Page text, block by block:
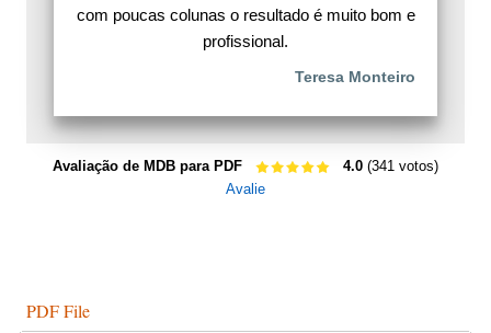
com poucas colunas o resultado é muito bom e
profissional.
Teresa Monteiro
Avaliação de MDB para PDF 4.0 (341 votos)
Avalie
PDF File